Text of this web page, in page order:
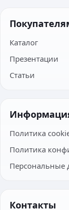
Каталог
Презентации
Статьи
Политика
Политика
Персональные
Контакты